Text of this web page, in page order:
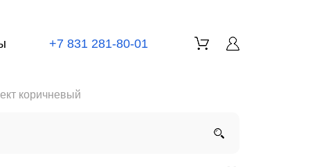
+7 831 281-80-01
коричневый